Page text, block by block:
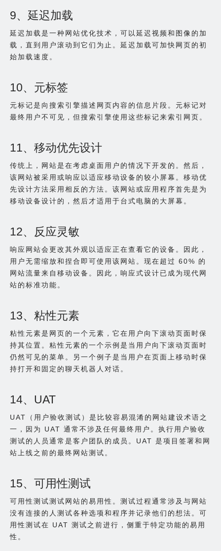
9、延迟加载
延迟加载是一种网站优化技术，可以延迟视频和图像的加
载，直到用户滚动到它们为止。延迟加载可加快网页的初
始加载速度。
10、元标签
元标记是向搜索引擎描述网页内容的信息片段。元标记对
最终用户不可见，但搜索引擎使用这些标记来索引网页。
11、移动优先设计
传统上，网站是在考虑桌面用户的情况下开发的。然后，
该网站被采用或响应以适应移动设备的较小屏幕。移动优
先设计方法采用相反的方法。该网站或应用程序首先是为
移动设备设计的，然后才适用于台式电脑的大屏幕。
12、反应灵敏
响应网站会更改其外观以适应正在查看它的设备。因此，
用户无需缩放和捏合即可使用该网站。现在超过 60% 的
网站流量来自移动设备。因此，响应式设计已成为现代网
站的标准功能。
13、粘性元素
粘性元素是网页的一个元素，它在用户向下滚动页面时保
持其位置。粘性元素的一个示例是当用户向下滚动页面时
仍然可见的菜单。另一个例子是当用户在页面上移动时保
持打开和固定的聊天机器人对话。
14、UAT
UAT（用户验收测试）是比较容易混淆的网站建设术语之
一，因为 UAT 通常不涉及任何最终用户。执行用户验收
测试的人员通常是客户团队的成员。UAT 是项目签署和网
站上线之前的最终网站测试。
15、可用性测试
可用性测试测试网站的易用性。测试过程通常涉及与网站
没有连接的人测试各种选项和程序并记录他们的想法。可
用性测试在 UAT 测试之前进行，侧重于特定功能的易用
性。